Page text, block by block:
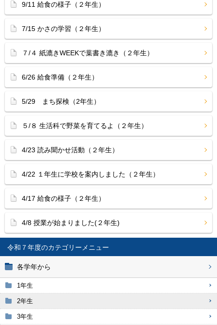
令和７年度
各学年から
1年生
2年生
3年生
9/11 給食の様子（２年生）
7/15 かさの学習（２年生）
７/４ 紙漉きWEEKで葉書き漉き（２年生）
6/26 給食準備（２年生）
5/29 まち探検（2年生）
５/８ 生活科で野菜を育てるよ（２年生）
4/23 読み聞かせ活動（２年生）
4/22 １年生に学校を案内しました（２年生）
4/17 給食の様子（２年生）
4/8 授業が始まりました(２年生)